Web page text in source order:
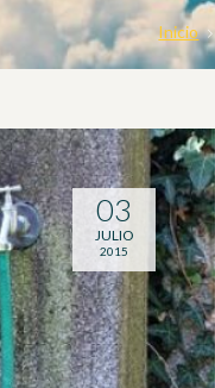
Inicio
03
JULIO
2015